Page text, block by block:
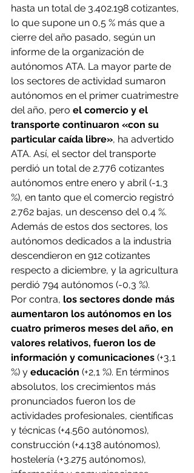
hasta un total de 3.402.198 cotizantes,
lo que supone un 0,5 % más que a
cierre del año pasado, según un
informe de la organización de
autónomos ATA. La mayor parte de
los sectores de actividad sumaron
autónomos en el primer cuatrimestre
del año, pero el comercio y el
transporte continuaron «con su
particular caída libre», ha advertido
ATA. Así, el sector del transporte
perdió un total de 2.776 cotizantes
autónomos entre enero y abril (-1,3
%), en tanto que el comercio registró
2.762 bajas, un descenso del 0,4 %.
Además de estos dos sectores, los
autónomos dedicados a la industria
descendieron en 912 cotizantes
respecto a diciembre, y la agricultura
perdió 794 autónomos (-0,3 %).
Por contra, los sectores donde más
aumentaron los autónomos en los
cuatro primeros meses del año, en
valores relativos, fueron los de
información y comunicaciones (+3,1
%) y educación (+2,1 %). En términos
absolutos, los crecimientos más
pronunciados fueron los de
actividades profesionales, científicas
y técnicas (+4.560 autónomos),
construcción (+4.138 autónomos),
hostelería (+3.275 autónomos),